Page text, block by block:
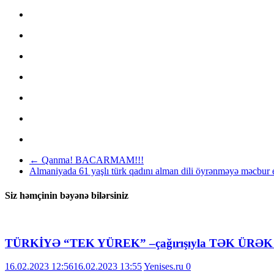
← Qanma! BACARMAM!!!
Almaniyada 61 yaşlı türk qadını alman dili öyrənməyə məcbur
Siz həmçinin bəyənə bilərsiniz
TÜRKİYƏ “TEK YÜREK” –çağırışıyla TƏK
16.02.2023 12:5616.02.2023 13:55Yenises.ru 0